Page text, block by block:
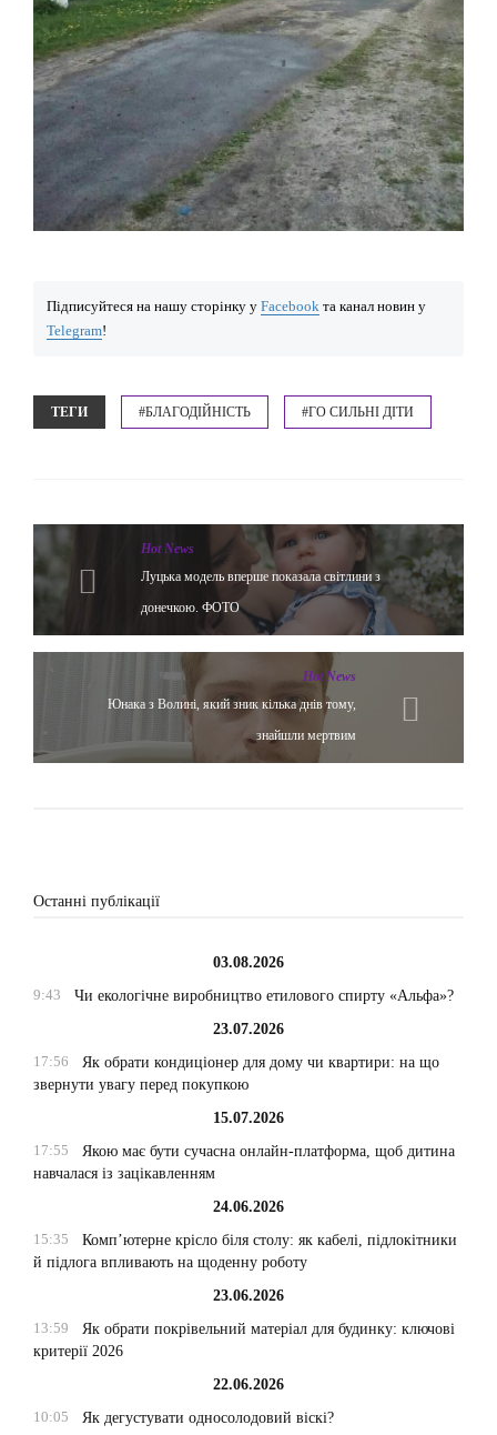
Підписуйтеся на нашу сторінку у Facebook та канал новин у
Telegram!
ТЕГИ #БЛАГОДІЙНІСТЬ #ГО СИЛЬНІ ДІТИ
Hot News
Луцька модель вперше показала світлини з
донечкою. ФОТО
Hot News
Юнака з Волині, який зник кілька днів тому,
знайшли мертвим
Останні публікації
03.08.2026
9:43
Чи екологічне виробництво етилового спирту «Альфа»?
23.07.2026
17:56
Як обрати кондиціонер для дому чи квартири: на що
звернути увагу перед покупкою
15.07.2026
17:55
Якою має бути сучасна онлайн-платформа, щоб дитина
навчалася із зацікавленням
24.06.2026
15:35
Комп’ютерне крісло біля столу: як кабелі, підлокітники
й підлога впливають на щоденну роботу
23.06.2026
13:59
Як обрати покрівельний матеріал для будинку: ключові
критерії 2026
22.06.2026
10:05
Як дегустувати односолодовий віскі?